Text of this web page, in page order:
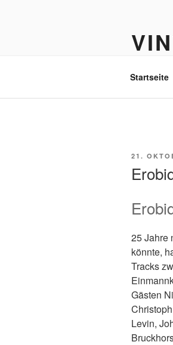
Startseite
21.
25 Jahre
könnte,
Tracks
Gästen
Levin,